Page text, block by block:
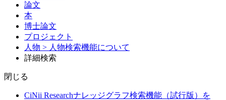
論文
本
博士論文
プロジェクト
人物 > 人物検索機能について
詳細検索
閉じる
CiNii Researchナレッジグラフ検索機能（試行版）を